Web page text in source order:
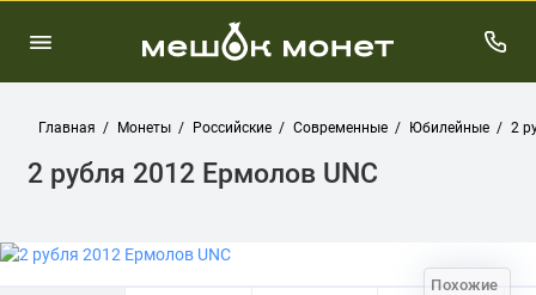
Главная Монеты Российские Современные Юбилейные 2
2 рубля 2012 Ермолов UNC
Похожие